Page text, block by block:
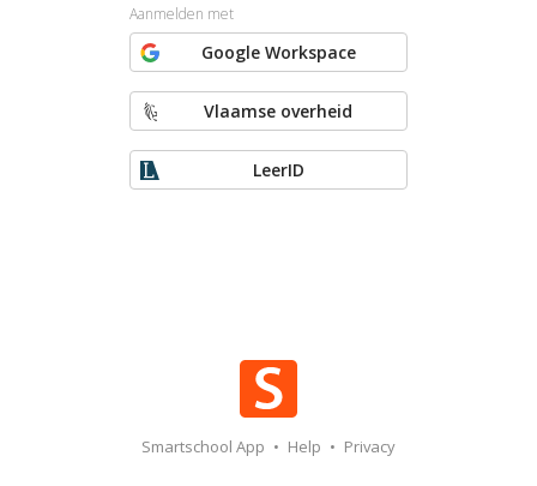
Aanmelden met
Google Workspace
Vlaamse overheid
LeerID
Smartschool App • Help • Privacy